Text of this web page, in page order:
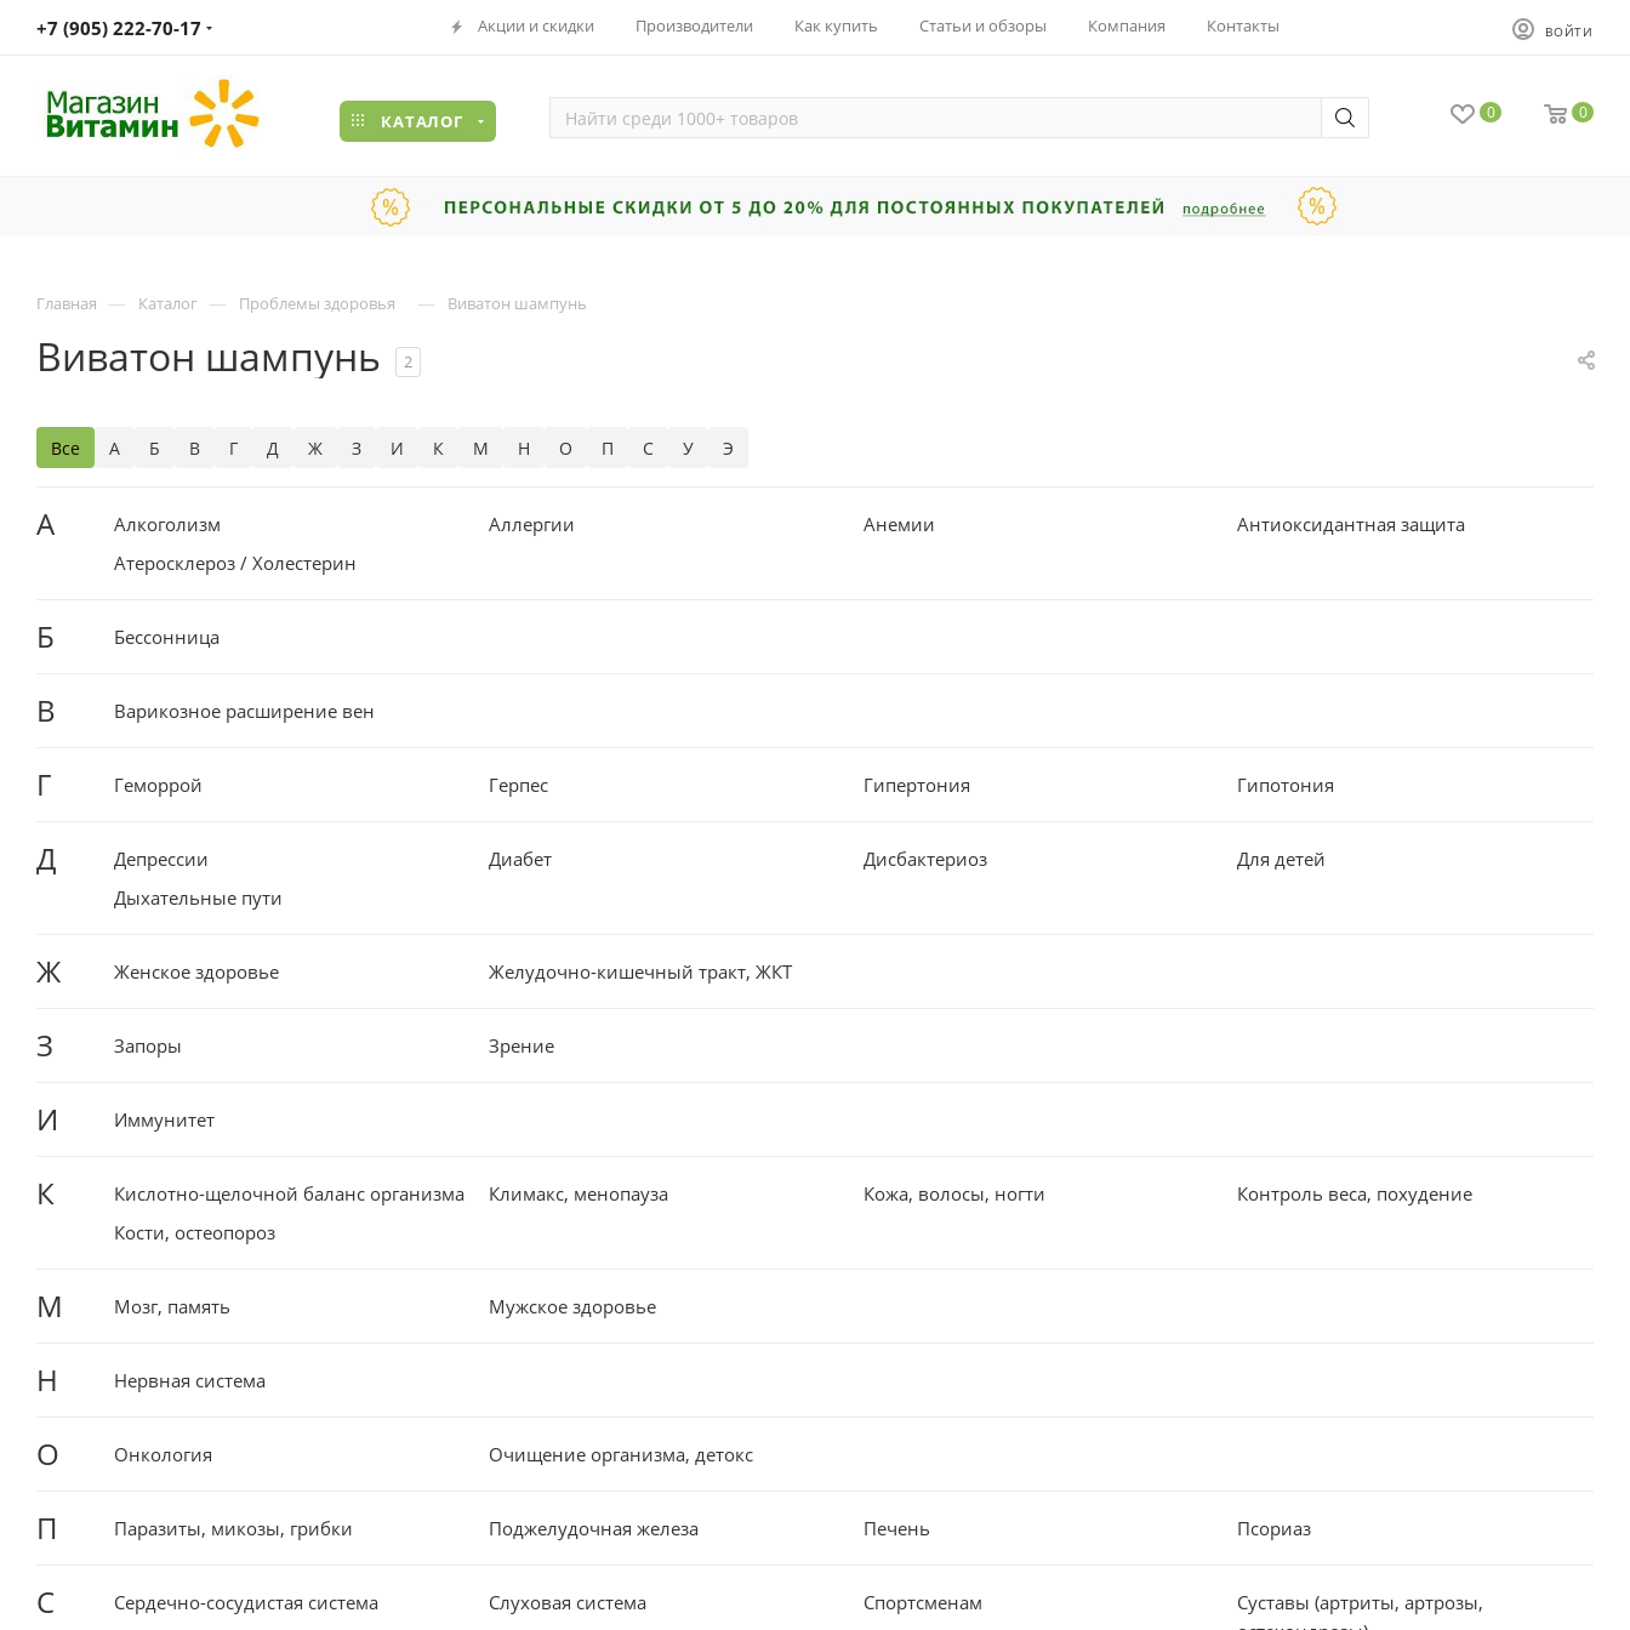
+7 (905) 222-70-17 Акции и скидки Производители Как купить Статьи и обзоры Компания Контакты ВОЙТИ
КАТАЛОГ 0 0
Главная — Каталог — Проблемы здоровья — Виватон шампунь
Виватон шампунь 2
Все А Б В Г Д Ж З И К М Н О П С У Э
А Алкоголизм Аллергии Анемии
Антиоксидантная защита
Атеросклероз / Холестерин
Б Бессонница
В Варикозное расширение вен
Г Геморрой Герпес Гипертония Гипотония
Д Депрессии Диабет Дисбактериоз
Для детей
Дыхательные пути
Ж Женское здоровье Желудочно-кишечный тракт, ЖКТ
З Запоры Зрение
И Иммунитет
К Кислотно-щелочной баланс организма Климакс, менопауза Кожа, волосы, ногти
Контроль веса, похудение
Кости, остеопороз
М Мозг, память Мужское здоровье
Н Нервная система
О Онкология Очищение организма, детокс
П Паразиты, микозы, грибки Поджелудочная железа Печень Псориаз
С Сердечно-сосудистая система Слуховая система Спортсменам
Суставы (артриты, артрозы,